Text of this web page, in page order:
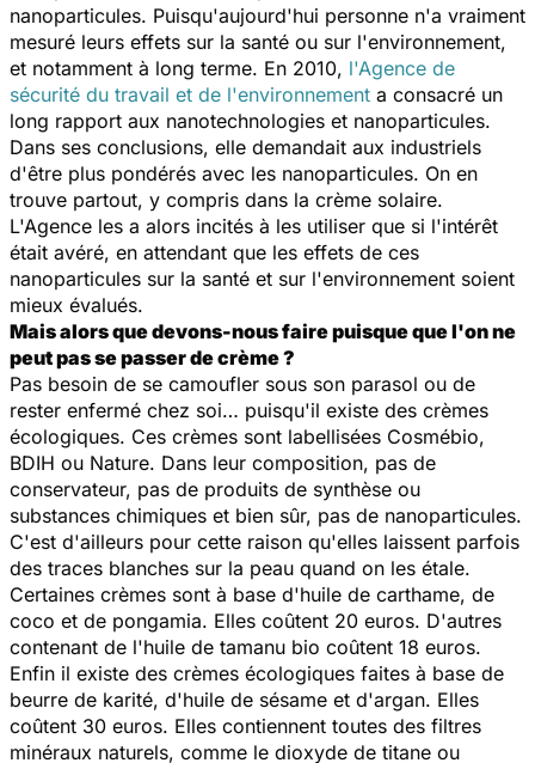
nanoparticules. Puisqu'aujourd'hui personne n'a vraiment
mesuré leurs effets sur la santé ou sur l'environnement,
et notamment à long terme. En 2010, l'Agence de
sécurité du travail et de l'environnement a consacré un
long rapport aux nanotechnologies et nanoparticules.
Dans ses conclusions, elle demandait aux industriels
d'être plus pondérés avec les nanoparticules. On en
trouve partout, y compris dans la crème solaire.
L'Agence les a alors incités à les utiliser que si l'intérêt
était avéré, en attendant que les effets de ces
nanoparticules sur la santé et sur l'environnement soient
mieux évalués.
Mais alors que devons-nous faire puisque que l'on ne
peut pas se passer de crème ?
Pas besoin de se camoufler sous son parasol ou de
rester enfermé chez soi… puisqu'il existe des crèmes
écologiques. Ces crèmes sont labellisées Cosmébio,
BDIH ou Nature. Dans leur composition, pas de
conservateur, pas de produits de synthèse ou
substances chimiques et bien sûr, pas de nanoparticules.
C'est d'ailleurs pour cette raison qu'elles laissent parfois
des traces blanches sur la peau quand on les étale.
Certaines crèmes sont à base d'huile de carthame, de
coco et de pongamia. Elles coûtent 20 euros. D'autres
contenant de l'huile de tamanu bio coûtent 18 euros.
Enfin il existe des crèmes écologiques faites à base de
beurre de karité, d'huile de sésame et d'argan. Elles
coûtent 30 euros. Elles contiennent toutes des filtres
minéraux naturels, comme le dioxyde de titane ou